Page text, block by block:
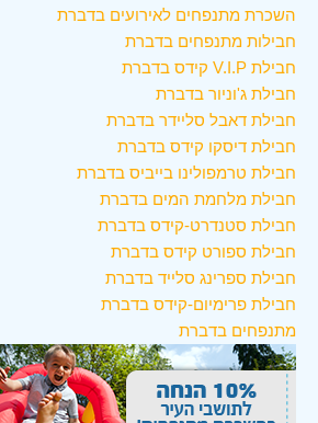
השכרת מתנפחים לאירועים בדברת
חבילות מתנפחים בדברת
חבילת V.I.P קידס בדברת
חבילת ג'וניור בדברת
חבילת דאבל סליידר בדברת
חבילת דיסקו קידס בדברת
חבילת טרמפולינו בייביס בדברת
חבילת מלחמת המים בדברת
חבילת סטנדרט-קידס בדברת
חבילת ספורט קידס בדברת
חבילת ספרינג סלייד בדברת
חבילת פרימיום-קידס בדברת
מתנפחים בדברת